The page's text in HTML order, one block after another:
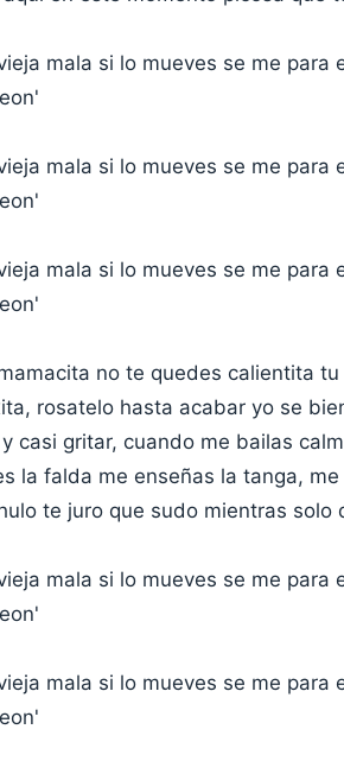
mala si lo mueves se me para
mala si lo mueves se me para
mala si lo mueves se me para
no te quedes calientita
rosatelo hasta acabar yo se
casi gritar, cuando me bailas
la falda me enseñas la tanga,
te juro que sudo mientras solo
mala si lo mueves se me para
mala si lo mueves se me para